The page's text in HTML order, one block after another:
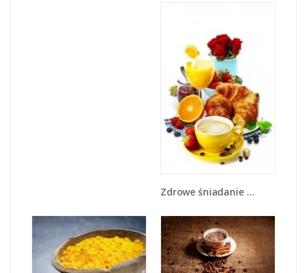
Zdrowe śniadanie dla zakochanych - JN240